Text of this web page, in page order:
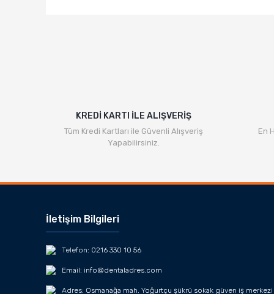
KREDİ KARTI İLE ALIŞVERİŞ
Tüm Kredi Kartları ile Güvenli Alışveriş
Yapabilirsiniz.
En
İletişim Bilgileri
Telefon: 0216 330 10 56
Email: info@dentaladres.com
Adres: Osmanağa mah. Yoğurtçu şükrü sokak güven iş merkezi